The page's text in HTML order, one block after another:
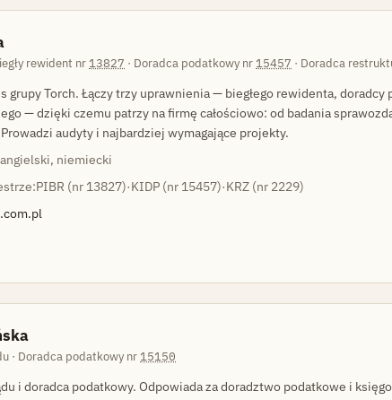
rewident nr 13827 · Doradca podatkowy nr 15457 · Doradca
grupy Torch. Łączy trzy uprawnienia — biegłego rewidenta, doradcy
— dzięki czemu patrzy na firmę całościowo: od badania
audyty i najbardziej wymagające projekty.
niemiecki
PIBR (nr 13827)·KIDP (nr 15457)·KRZ (nr 2229)
· Doradca podatkowy nr 15150
i doradca podatkowy. Odpowiada za doradztwo podatkowe i